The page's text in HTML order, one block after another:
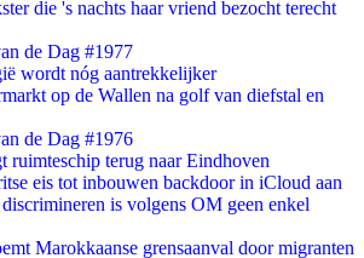
die 's nachts haar vriend bezocht terecht
de Dag #1977
wordt nóg aantrekkelijker
op de Wallen na golf van diefstal en
de Dag #1976
ruimteschip terug naar Eindhoven
eis tot inbouwen backdoor in iCloud aan
is volgens OM geen enkel
Marokkaanse grensaanval door migranten